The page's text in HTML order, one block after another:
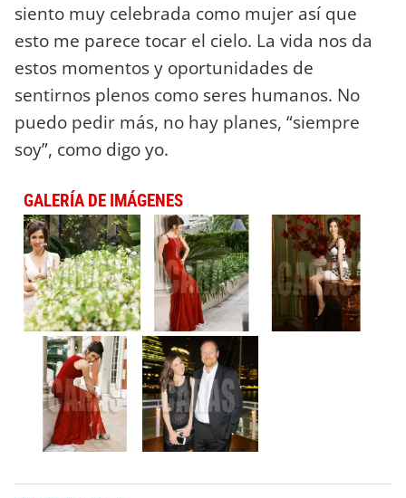
siento muy celebrada como mujer así que
esto me parece tocar el cielo. La vida nos da
estos momentos y oportunidades de
sentirnos plenos como seres humanos. No
puedo pedir más, no hay planes, “siempre
soy”, como digo yo.
GALERÍA DE IMÁGENES